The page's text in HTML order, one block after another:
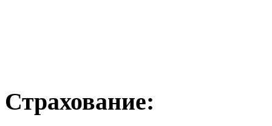
Страхование: